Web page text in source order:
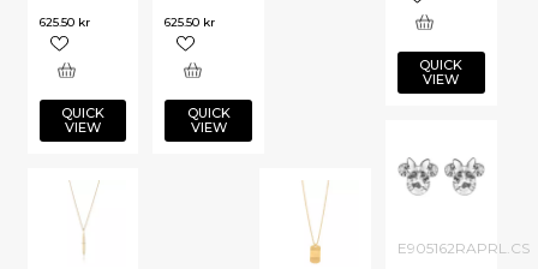
625.50 kr
QUICK
VIEW
QUICK
VIEW
625.50 kr
QUICK
VIEW
E905162RAPRL.CS